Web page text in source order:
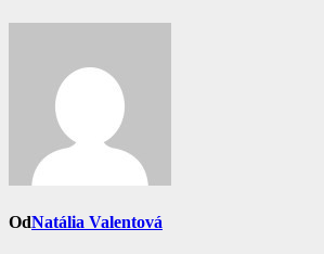
OdNatália Valentová